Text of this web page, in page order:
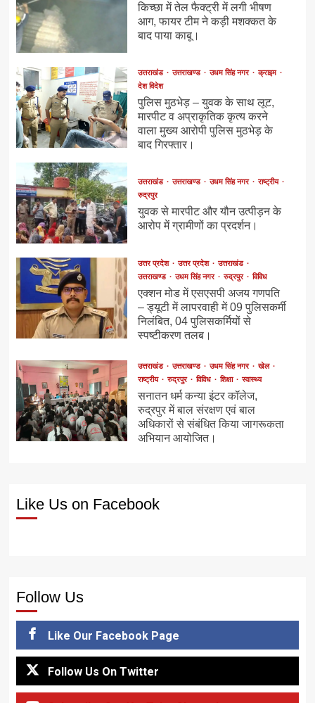
किच्छा में तेल फैक्ट्री में लगी भीषण
आग, फायर टीम ने कड़ी मशक्कत के
बाद पाया काबू।
उत्तराखंड उत्तराखण्ड उधम सिंह नगर
क्राइम
देश विदेश
पुलिस मुठभेड़ – युवक के साथ लूट,
मारपीट व अप्राकृतिक कृत्य करने
वाला मुख्य आरोपी पुलिस मुठभेड़ के
बाद गिरफ्तार।
उत्तराखंड उत्तराखण्ड उधम सिंह नगर
राष्ट्रीय
रुद्रपुर
युवक से मारपीट और यौन उत्पीड़न के
आरोप में ग्रामीणों का प्रदर्शन।
उत्तर प्रदेश उत्तर प्रदेश
उत्तराखंड
उत्तराखण्ड
उधम सिंह नगर रुद्रपुर विविध
एक्शन मोड में एसएसपी अजय गणपति
– ड्यूटी में लापरवाही में 09 पुलिसकर्मी
निलंबित, 04 पुलिसकर्मियों से
स्पष्टीकरण तलब।
उत्तराखंड उत्तराखण्ड उधम सिंह नगर
खेल
राष्ट्रीय
रुद्रपुर विविध शिक्षा स्वास्थ्य
सनातन धर्म कन्या इंटर कॉलेज,
रुद्रपुर में बाल संरक्षण एवं बाल
अधिकारों से संबंधित किया जागरूकता
अभियान आयोजित।
Like Us on Facebook
Follow Us
Like Our Facebook Page
Follow Us On Twitter